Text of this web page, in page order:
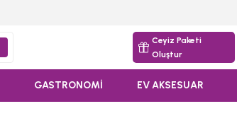
Ceyiz Paketi
Oluştur
GASTRONOMİ EV AKSESUAR